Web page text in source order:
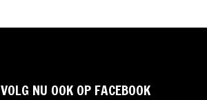
VOLG NU OOK OP FACEBOOK